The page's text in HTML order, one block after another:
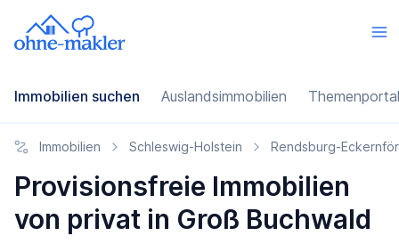
Immobilien suchen Auslandsimmobilien
Immobilien Schleswig-Holstein Rendsburg-
Provisionsfreie Immobilien
von privat in Groß Buchwald